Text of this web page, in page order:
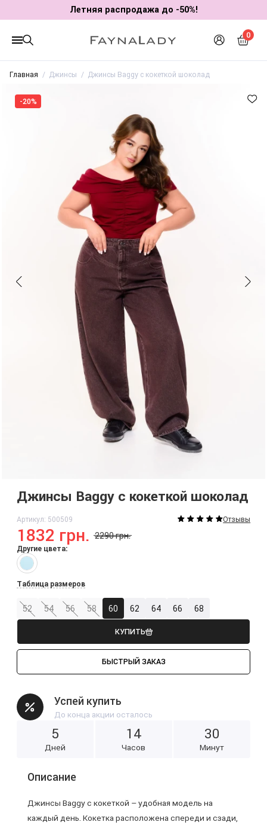
Летняя распродажа до -50%!
0
Главная Джинсы Джинсы Baggy с кокеткой шоколад
-20%
Джинсы Baggy с кокеткой шоколад
Артикул: 500509 Отзывы
1832 грн. 2290 грн.
КУПИТЬ
БЫСТРЫЙ ЗАКАЗ
Успей купить
До конца акции осталось
5
Дней
1 4
Часов
30
Минут
Другие цвета:
Таблица размеров
52 54 56 58 60 62 64 66 68
Описание
Джинсы Baggy с кокеткой – удобная модель на
каждый день. Кокетка расположена спереди и сзади,